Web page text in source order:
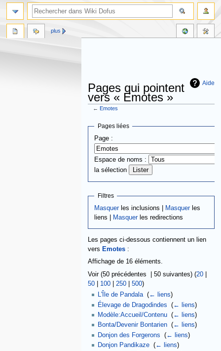
Aide
Pages qui pointent
vers « Emotes »
←Emotes
Aller
navigation
Aller
recherche
Pages liées
Page :
Espace de noms :
la sélection
Filtres
Masquerles inclusions | Masquerles
liens |
Masquerles redirections
Les pages ci-dessous contiennent un lien
vers Emotes:
Affichage de 16 éléments.
Voir (50 précédentes | 50 suivantes) (20|
50| 100| 250| 500)
L'Île de Pandala‎(← liens)
Élevage de Dragodindes ‎(← liens)
Modèle:Accueil/Contenu ‎(← liens)
Bonta/Devenir Bontarien ‎(← liens)
Donjon des Forgerons ‎(← liens)
Donjon Pandikaze ‎(← liens)
plus